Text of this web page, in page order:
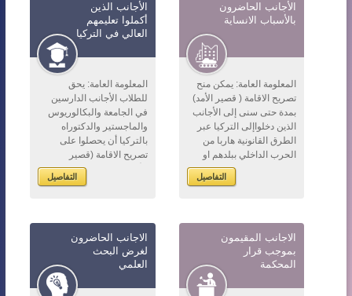
الأجانب الذين
أكملوا تعليمهم
العالي في التركيا
المعلومة العامة: يحق
للطلاب الأجانب الدارسين
في الجامعة والبكالوريوس
والماجستير والدكتوراه
بالتركيا أن يحصلوا على
تصريح الاقامة (قصير
الأمد)بمدة حتى سنة في حالة
مراجعتهم بطلب تصريح
التفاصيل
الأجانب الحاضرون
بالأسباب الانساية
المعلومة العامة: يمكن منح
تصريح الاقامة ( قصير الأمد)
بمدة حتى سنى إلى الأجانب
الذين دخلواإلى التركيا عبر
الطرق القانونية هاربا من
الحرب الداخلي ببلدهم او
يضطر بقائهم في التركيا من
أجل الأسباب المختلفة. يم...
التفاصيل
الاجانب الحاضرون
لغرض البحث
العلمي
الاجانب المقيمون
بموجب قرار
المحكمة